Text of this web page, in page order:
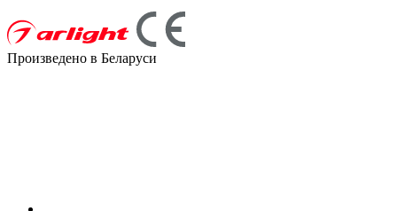
Произведено в Беларуси